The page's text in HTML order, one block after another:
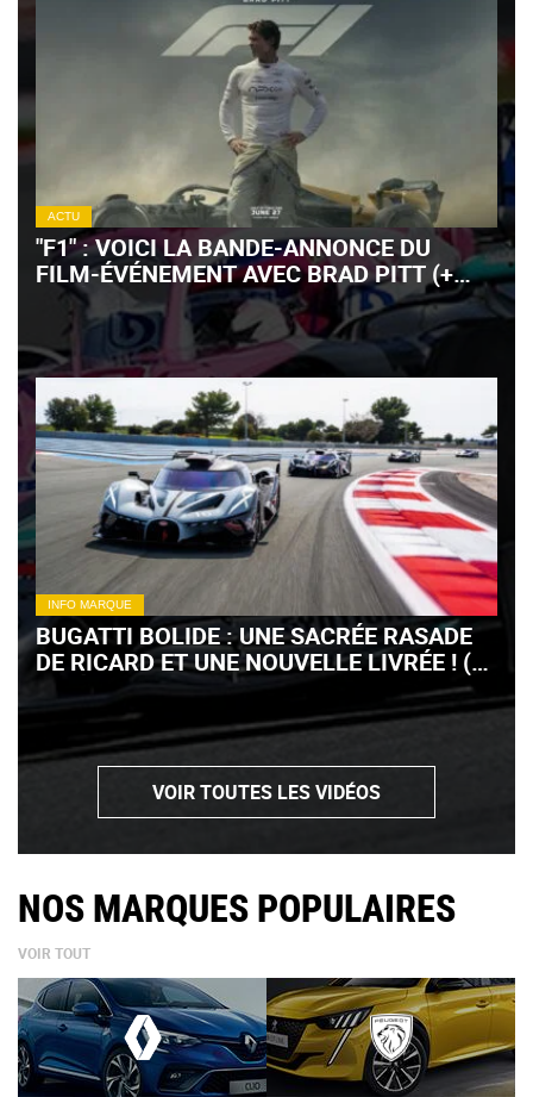
ACTU
"F1" : VOICI LA BANDE-ANNONCE DU
FILM-ÉVÉNEMENT AVEC BRAD PITT (+
VIDÉO)
INFO MARQUE
BUGATTI BOLIDE : UNE SACRÉE RASADE
DE RICARD ET UNE NOUVELLE LIVRÉE ! (+
VIDÉO)
VOIR TOUTES LES VIDÉOS
NOS MARQUES POPULAIRES
VOIR TOUT